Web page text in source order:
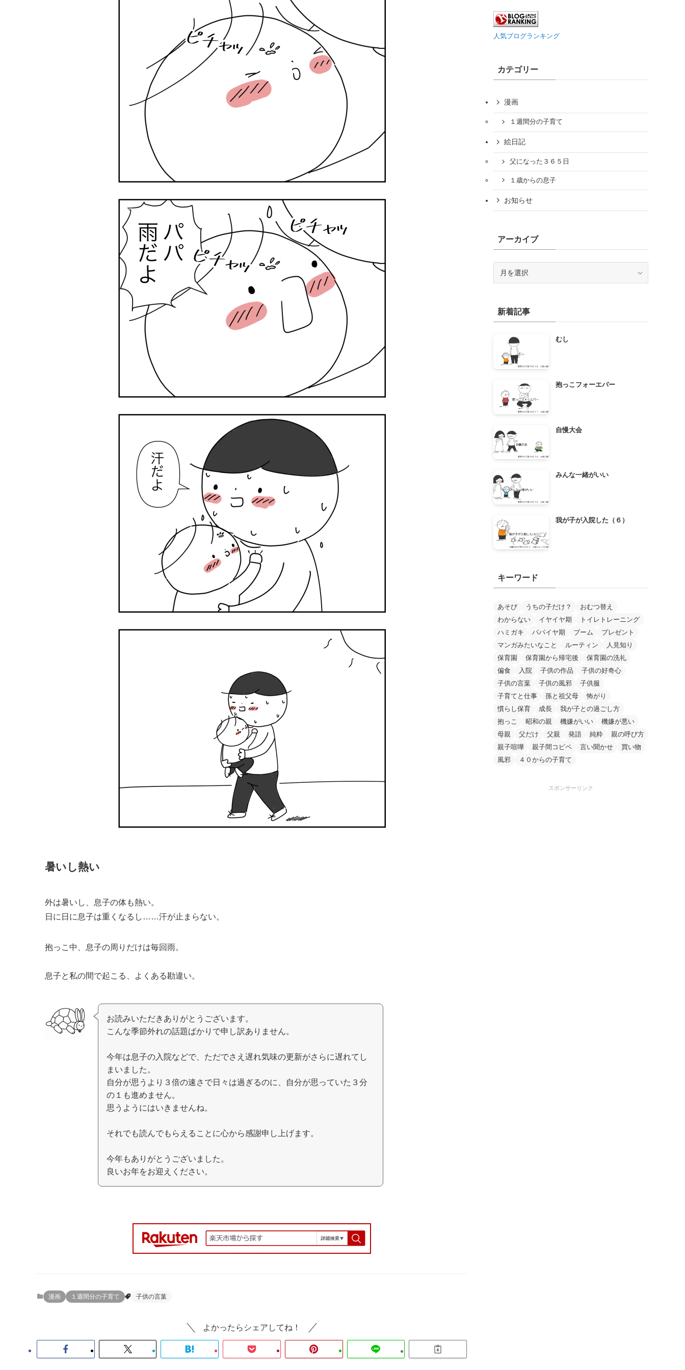
暑いし熱い
外は暑いし、息子の体も熱い。
日に日に息子は重くなるし……汗が止まらない。
抱っこ中、息子の周りだけは毎回雨。
息子と私の間で起こる、よくある勘違い。
お読みいただきありがとうございます。
こんな季節外れの話題ばかりで申し訳ありません。
今年は息子の入院などで、ただでさえ遅れ気味の更新がさらに遅れてし
まいました。
自分が思うより３倍の速さで日々は過ぎるのに、自分が思っていた３分
の１も進めません。
思うようにはいきませんね。
それでも読んでもらえることに心から感謝申し上げます。
今年もありがとうございました。
良いお年をお迎えください。
漫画 １週間分の子育て 子供の言葉
よかったらシェアしてね！
人気ブログランキング
カテゴリー
漫画
１週間分の子育て
絵日記
父になった３６５日
１歳からの息子
お知らせ
アーカイブ
ブ新着記事
むし
抱っこフォーエバー
自慢大会
みんな一緒がいい
我が子が入院した（６）
キーワード
あそび うちの子だけ？
おむつ替え
わからない
イヤイヤ期
トイレトレーニング
ハミガキ
パパイヤ期 ブーム
プレゼント
マンガみたいなこと
ルーティン
人見知り
保育園
保育園から帰宅後
保育園の洗礼
偏食
入院 子供の作品
子供の好奇心
子供の言葉
子供の風邪
子供服
子育てと仕事
孫と祖父母
怖がり
慣らし保育
成長
我が子との過ごし方
抱っこ
昭和の親 機嫌がいい
機嫌が悪い
母親
父だけ 父親 発語 純粋
親の呼び方
親子喧嘩
親子間コピペ 言い聞かせ
買い物
風邪
４０からの子育て
スポンサーリンク